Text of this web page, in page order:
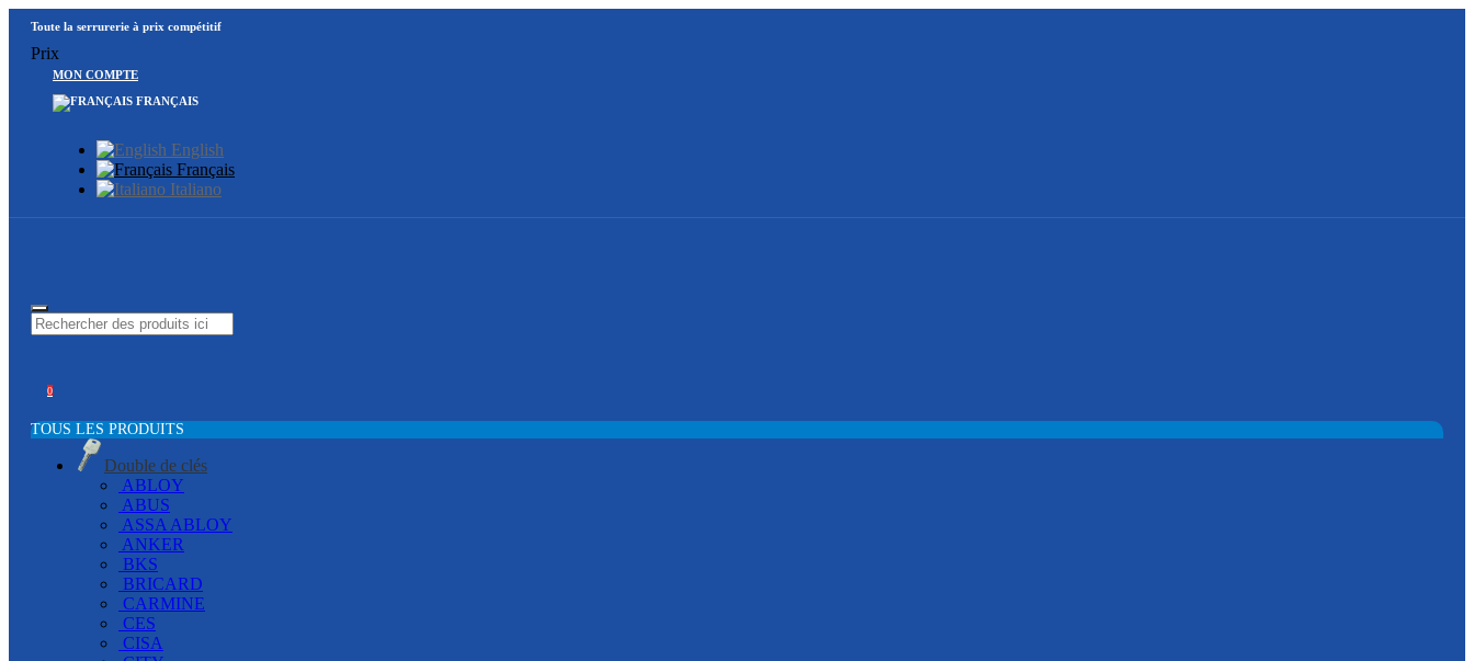
Toute la serrurerie à prix compétitif
Prix
MON COMPTE
FRANÇAIS
English
Français
Italiano
0
TOUS LES PRODUITS
Double de clés
ABLOY
ABUS
ASSA ABLOY
ANKER
BKS
BRICARD
CARMINE
CES
CISA